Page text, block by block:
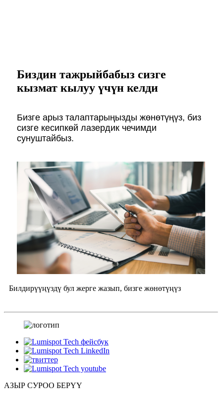
Биздин тажрыйбабыз сизге
кызмат кылуу үчүн келди
Бизге арыз талаптарыңызды жөнөтүңүз, биз
сизге кесипкөй лазердик чечимди
сунуштайбыз.
Билдирүүңүздү бул жерге жазып, бизге жөнөтүңүз
АЗЫР СУРОО БЕРҮҮ